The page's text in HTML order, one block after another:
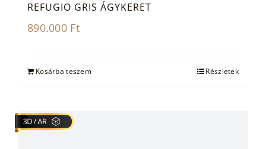
REFUGIO GRIS ÁGYKERET
890.000 Ft
Kosárba teszem Részletek